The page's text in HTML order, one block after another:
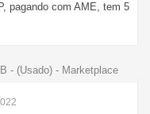
pagando com AME, tem 5
- (Usado) - Marketplace